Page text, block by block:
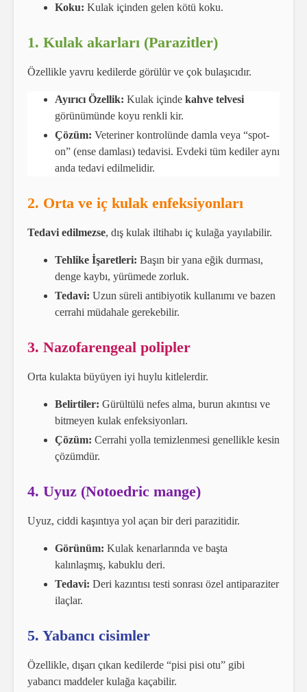
Koku: Kulak içinden gelen kötü koku.
1. Kulak akarları (Parazitler)
Özellikle yavru kedilerde görülür ve çok bulaşıcıdır.
Ayırıcı Özellik: Kulak içinde kahve telvesi
görünümünde koyu renkli kir.
Çözüm: Veteriner kontrolünde damla veya “spot-
on” (ense damlası) tedavisi. Evdeki tüm kediler aynı
anda tedavi edilmelidir.
2. Orta ve iç kulak enfeksiyonları
Tedavi edilmezse, dış kulak iltihabı iç kulağa yayılabilir.
Tehlike İşaretleri: Başın bir yana eğik durması,
denge kaybı, yürümede zorluk.
Tedavi: Uzun süreli antibiyotik kullanımı ve bazen
cerrahi müdahale gerekebilir.
3. Nazofarengeal polipler
Orta kulakta büyüyen iyi huylu kitlelerdir.
Belirtiler: Gürültülü nefes alma, burun akıntısı ve
bitmeyen kulak enfeksiyonları.
Çözüm: Cerrahi yolla temizlenmesi genellikle kesin
çözümdür.
4. Uyuz (Notoedric mange)
Uyuz, ciddi kaşıntıya yol açan bir deri parazitidir.
Görünüm: Kulak kenarlarında ve başta
kalınlaşmış, kabuklu deri.
Tedavi: Deri kazıntısı testi sonrası özel antiparaziter
ilaçlar.
5. Yabancı cisimler
Özellikle, dışarı çıkan kedilerde “pisi pisi otu” gibi
yabancı maddeler kulağa kaçabilir.